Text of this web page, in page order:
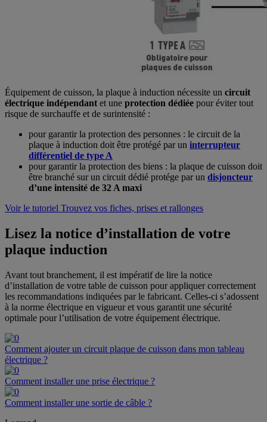
Équipement de cuisson, la plaque à induction nécessite un circuit
électrique indépendant et une protection dédiée pour éviter tout
risque de surchauffe et de surintensité :
pour garantir la protection des personnes : le circuit de la
plaque à induction doit être protégé par un interrupteur
différentiel de type A
pour garantir la protection des biens : la plaque de cuisson doit
être branché sur un circuit dédié protége par un disjoncteur
d’une intensité de 32 A maxi
Voir le tutoriel Trouvez vos fiches, prises et rallonges
Lisez la notice d’installation de votre
plaque induction
Avant tout branchement, il est impératif de lire la notice
d’installation de votre table de cuisson pour appliquer correctement
les recommandations indiquées par le fabricant. Celles-ci s’adossent
à la norme électrique en vigueur et vous garantit une sécurité
optimale pour l’utilisation de votre équipement électrique.
Comment ajouter un circuit plaque de cuisson dans mon tableau
électrique ?
Comment installer une prise électrique ?
Comment installer une sortie de câble ?